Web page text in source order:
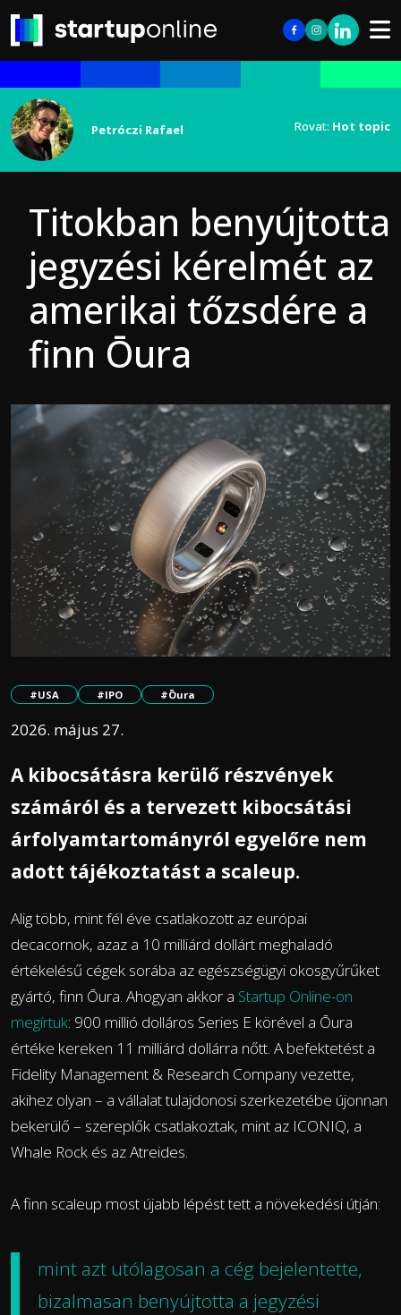
Petróczi Rafael Rovat: Hot topic
Titokban benyújtotta
jegyzési kérelmét az
amerikai tőzsdére a
finn Ōura
#USA #IPO #Ōura
2026. május 27.
A kibocsátásra kerülő részvények
számáról és a tervezett kibocsátási
árfolyamtartományról egyelőre nem
adott tájékoztatást a scaleup.
Alig több, mint fél éve csatlakozott az európai
decacornok, azaz a 10 milliárd dollárt meghaladó
értékelésű cégek sorába az egészségügyi okosgyűrűket
gyártó, finn Ōura. Ahogyan akkor a Startup Online-on
megírtuk: 900 millió dolláros Series E körével a Ōura
értéke kereken 11 milliárd dollárra nőtt. A befektetést a
Fidelity Management & Research Company vezette,
akihez olyan – a vállalat tulajdonosi szerkezetébe újonnan
bekerülő – szereplők csatlakoztak, mint az ICONIQ, a
Whale Rock és az Atreides.
A finn scaleup most újabb lépést tett a növekedési útján:
mint azt utólagosan a cég bejelentette,
bizalmasan benyújtotta a jegyzési